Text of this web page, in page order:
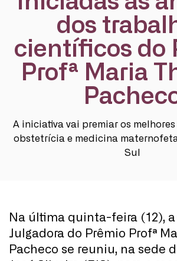
dos
científicos do
Profª Maria
A iniciativa vai premiar os
obstetrícia e medicina
Sul
Na última quinta-feira (12), a
Julgadora do Prêmio Profª
Pacheco se reuniu, na sede